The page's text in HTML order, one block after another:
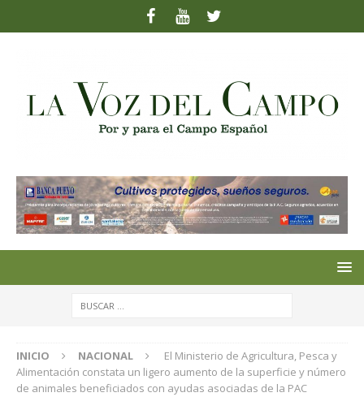
INICIO NACIONAL
El Ministerio de Agricultura, Pesca y
Alimentación constata un ligero aumento de la superficie y número
de animales beneficiados con ayudas asociadas de la PAC